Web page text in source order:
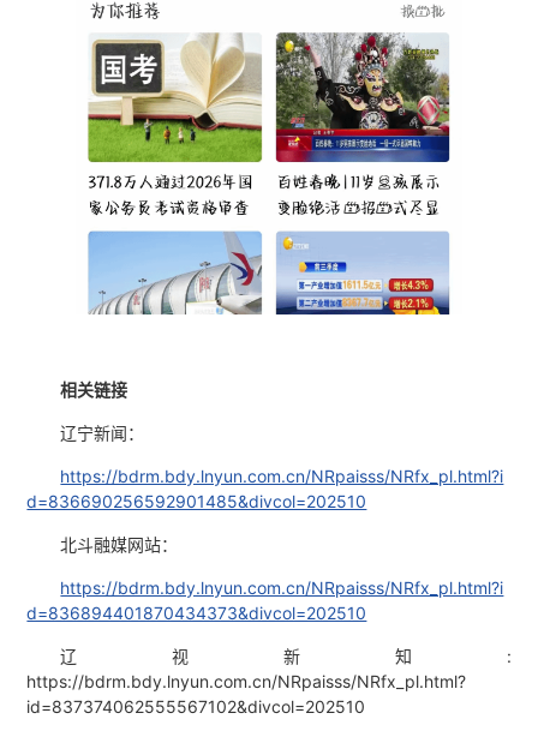
相关链接
辽宁新闻：
https://bdrm.bdy.lnyun.com.cn/NRpaisss/NRfx_pl.html?i
d=836690256592901485&divcol=202510
北斗融媒网站：
https://bdrm.bdy.lnyun.com.cn/NRpaisss/NRfx_pl.html?i
d=836894401870434373&divcol=202510
辽视新知:
https://bdrm.bdy.lnyun.com.cn/NRpaisss/NRfx_pl.html?
id=837374062555567102&divcol=202510